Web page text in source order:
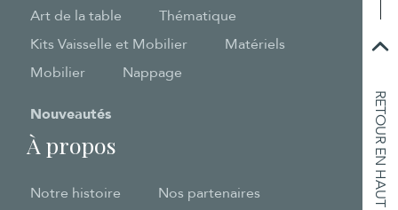
RETOUR EN HAUT
Art de la table
Thématique
Kits Vaisselle et Mobilier
Matériels
Mobilier
Nappage
Nouveautés
À propos
Notre histoire Nos partenaires